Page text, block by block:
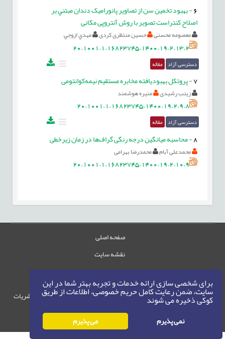
برای شخصی سازی ارائه خدمات و تجربه بهتر شما در این
سایت، ضمن رعایت کامل حریم خصوصی، اطلاعات از طریق
کوکی ذخیره می شوند
نمی پذیرم می پذیرم
6
-بهبود تخمین سن از تصاویر پانورامیک دندان مبتني بر
اصلاح کنتراست تصویر با روش آنتروپی مکانی
معصومه محسنی حسین منتظری کردی مهدي ازوجي
20.1001.1.16823745.1400.19.2.13.2
دسترسی آزاد مقاله
7
-پروتکل بهبودیافته مخابره مستقیم نیمه‌کوانتومی
زینب رشیدی منیره هوشمند
20.1001.1.16823745.1400.19.2.9.8
دسترسی آزاد مقاله
8
-محاسبه میانگین درجه رنگی گراف‌ها در زمان زیرخطی
محمدعلی آبام محمدرضا بهرامی
20.1001.1.16823745.1400.19.2.10.9
صفحه اصلی
نقشه سایت
تماس با ما
حقوق این وب‌سایت متعلق به سامانه مدیریت نشریات
حق نشر©
1405-1396